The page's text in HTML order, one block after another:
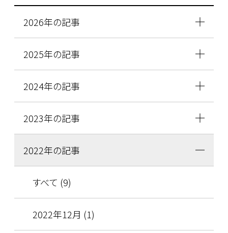
2026年の記事
2025年の記事
2024年の記事
2023年の記事
2022年の記事
すべて (9)
2022年12月 (1)